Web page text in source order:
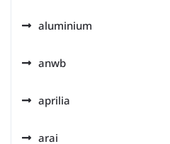
aluminium
anwb
aprilia
arai